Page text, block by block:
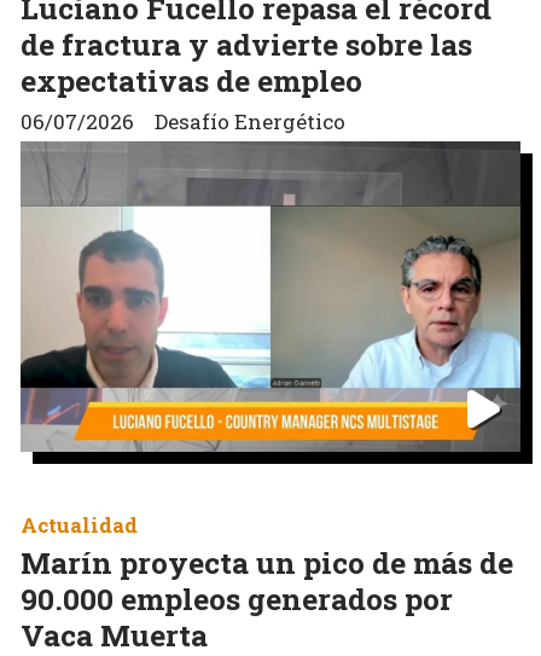
de fractura y advierte sobre las
expectativas de empleo
Desafío Energético
06/07/2026
Marín proyecta un pico de más de
90.000 empleos generados por
Vaca Muerta
Actualidad